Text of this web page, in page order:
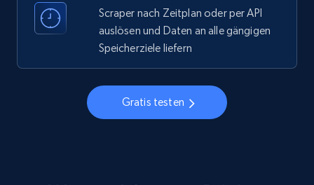
verified, and more.
3.5K+ Gratis testen
Instagram - Profiles - Collect profile
Scraper nach Zeitplan oder per API
auslösen und Daten an alle gängigen
Speicherziele liefern
Gratis testen